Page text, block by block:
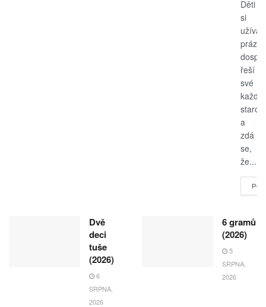
Děti
si
užívají
řeší
své
a
zdá
se,
že...
Dvě
deci
tuše
(2026)
6
SRPNA,
2026
6 gramů
(2026)
5
SRPNA,
2026